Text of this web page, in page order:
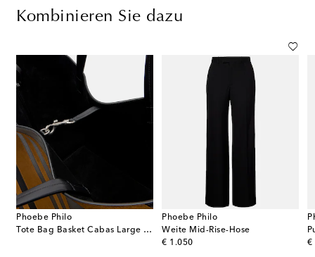
Kombinieren Sie dazu
Phoebe Philo
Tote Bag Basket Cabas Large aus Leder und Veloursleder
Phoebe Philo
Weite Mid-Rise-Hose
€ 1.050
original price
€